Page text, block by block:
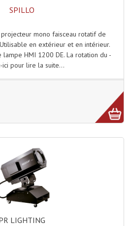
Diamants
Amplificateurs
Egaliseurs
Et Caissons Basses
Packs Sono
SPILLO
projecteur mono faisceau rotatif de
en extérieur et en intérieur.
lampe HMI 1200 DE. La rotation du -
ici pour lire la suite...
LIGHTING